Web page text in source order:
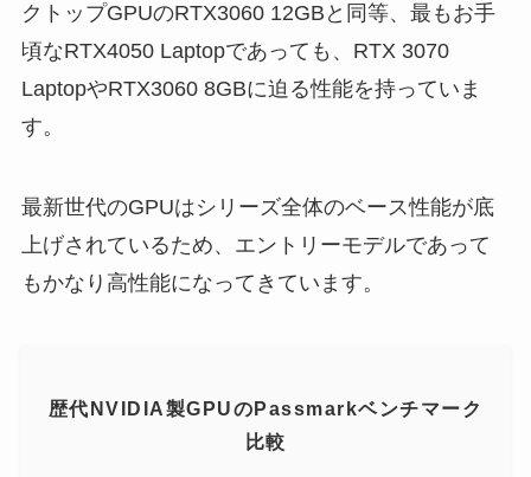
クトップGPUのRTX3060 12GBと同等、最もお手
頃なRTX4050 Laptopであっても、RTX 3070
LaptopやRTX3060 8GBに迫る性能を持っていま
す。
最新世代のGPUはシリーズ全体のベース性能が底
上げされているため、エントリーモデルであって
もかなり高性能になってきています。
歴代NVIDIA製GPUのPassmarkベンチマーク
比較